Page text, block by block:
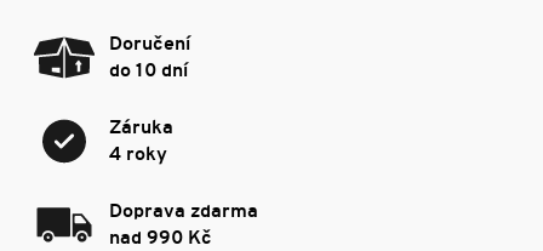
Doručení
do 10 dní
Záruka
4 roky
Doprava zdarma
nad 990 Kč